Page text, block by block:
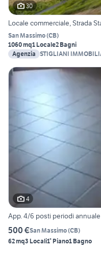
30
Locale commerciale, Strada
San Massimo(CB)
1060 mq1 Locale2 Bagni
Agenzia STIGLIANI
4
App. 4/6 posti periodi
500 €San Massimo(CB)
62 mq3 Locali1° Piano1 Bagno